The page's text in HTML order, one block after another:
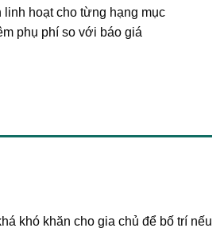
hoạt cho từng hạng mục
phụ phí so với báo giá
khó khăn cho gia chủ để bố trí nếu